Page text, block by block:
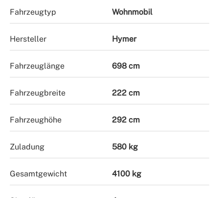
Fahrzeugtyp Wohnmobil
Hersteller Hymer
Fahrzeuglänge 698 cm
Fahrzeugbreite 222 cm
Fahrzeughöhe 292 cm
Zuladung 580 kg
Gesamtgewicht 4100 kg